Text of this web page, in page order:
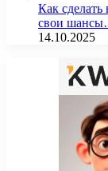
Как
свои
14.10.2025